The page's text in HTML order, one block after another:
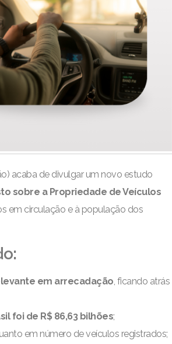
acaba de divulgar um novo estudo
sobre a Propriedade de Veículos
em circulação e à população dos
em arrecadação, ficando atrás
foi de R$ 86,63 bilhões;
em número de veículos registrados;